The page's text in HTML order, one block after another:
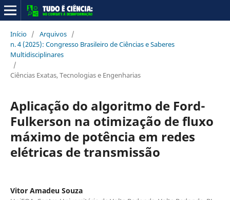
Início / Arquivos /
n. 4 (2025): Congresso Brasileiro de Ciências e Saberes
Multidisciplinares
/
Ciências Exatas, Tecnologias e Engenharias
Aplicação do algoritmo de Ford-
Fulkerson na otimização de fluxo
máximo de potência em redes
elétricas de transmissão
Vitor Amadeu Souza